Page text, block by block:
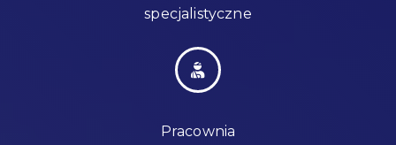
specjalistyczne
Pracownia